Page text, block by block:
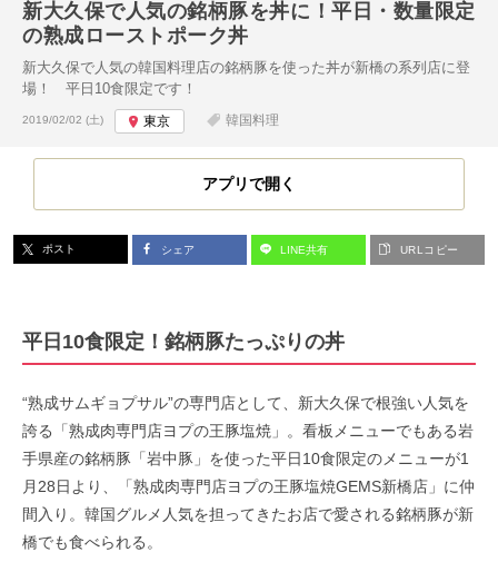
新大久保で人気の銘柄豚を丼に！平日・数量限定
の熟成ローストポーク丼
新大久保で人気の韓国料理店の銘柄豚を使った丼が新橋の系列店に登
場！ 平日10食限定です！
投稿日:
2019/02/02 (土) 東京 韓国料理
アプリで開く
ポスト シェア LINE共有 URLコピー
平日10食限定！銘柄豚たっぷりの丼
“熟成サムギョプサル”の専門店として、新大久保で根強い人気を
誇る「熟成肉専門店ヨプの王豚塩焼」。看板メニューでもある岩
手県産の銘柄豚「岩中豚」を使った平日10食限定のメニューが1
月28日より、「熟成肉専門店ヨプの王豚塩焼GEMS新橋店」に仲
間入り。韓国グルメ人気を担ってきたお店で愛される銘柄豚が新
橋でも食べられる。